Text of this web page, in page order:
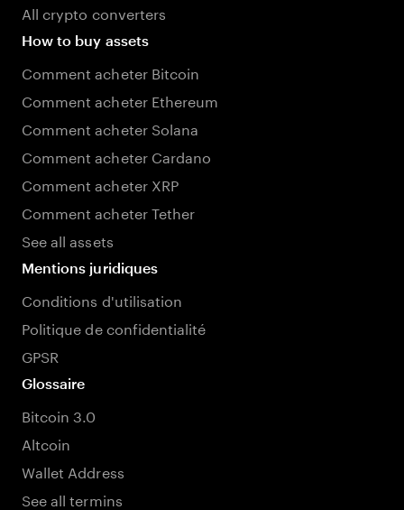
All crypto converters
How to buy assets
Comment acheter Bitcoin
Comment acheter Ethereum
Comment acheter Solana
Comment acheter Cardano
Comment acheter XRP
Comment acheter Tether
See all assets
Mentions juridiques
Conditions d'utilisation
Politique de confidentialité
GPSR
Glossaire
Bitcoin 3.0
Altcoin
Wallet Address
See all termins